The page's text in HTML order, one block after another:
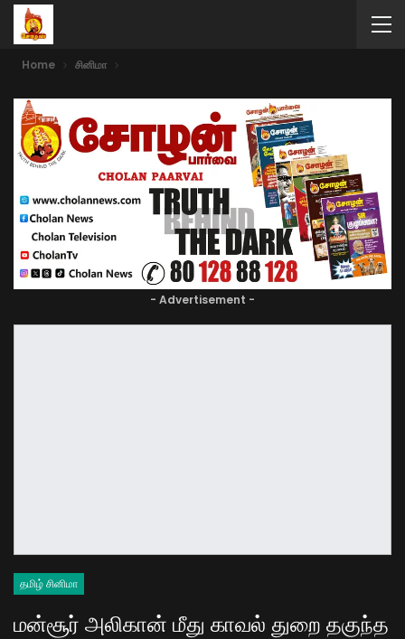
Home சினிமா
- Advertisement -
தமிழ் சினிமா
மன்சூர் அலிகான் மீது காவல் துறை தகுந்த